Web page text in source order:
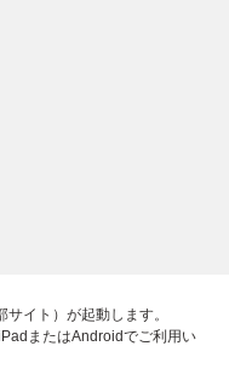
イト）が起動します。
またはAndroidでご利用い